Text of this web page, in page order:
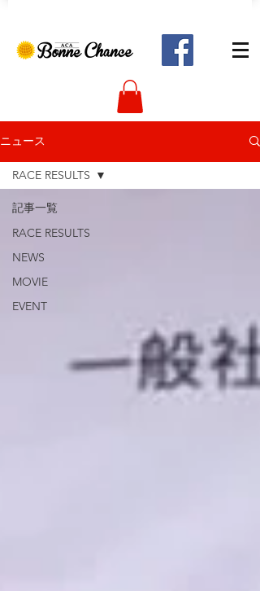
ニュース
記事一覧
RACE RESULTS
NEWS
MOVIE
EVENT
RACE RESULTS